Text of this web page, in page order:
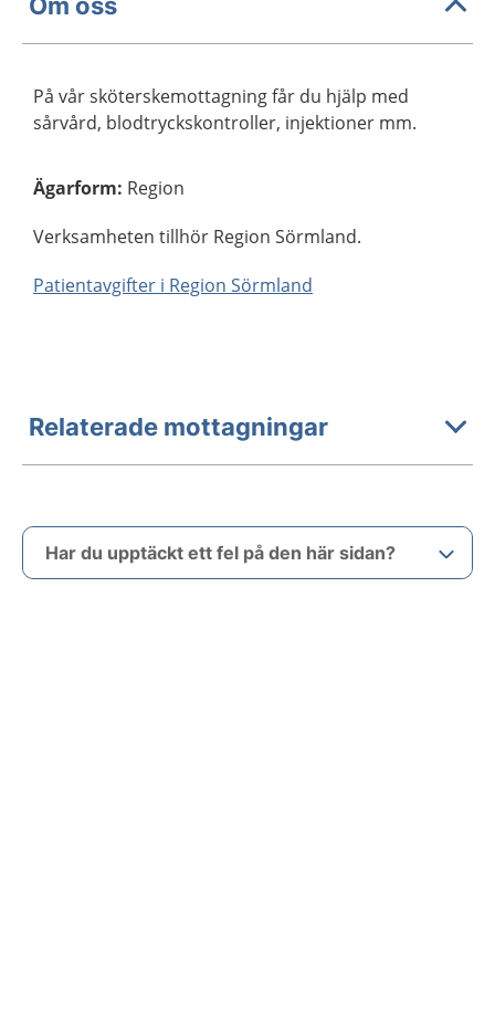
På vår sköterskemottagning får du hjälp med
sårvård, blodtryckskontroller, injektioner mm.
Ägarform: Region
Verksamheten tillhör Region Sörmland.
Patientavgifter i Region Sörmland
Relaterade mottagningar
Har du upptäckt ett fel på den här sidan?